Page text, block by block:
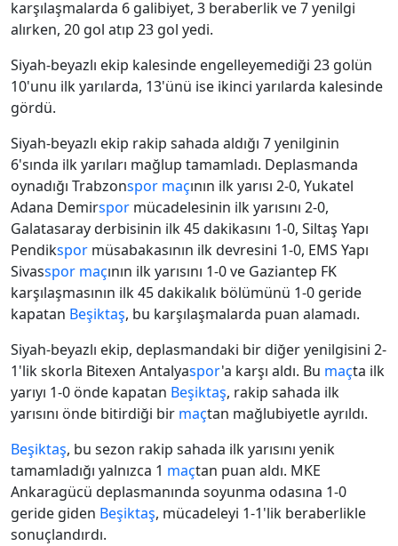
karşılaşmalarda 6 galibiyet, 3 beraberlik ve 7 yenilgi
alırken, 20 gol atıp 23 gol yedi.
Siyah-beyazlı ekip kalesinde engelleyemediği 23 golün
10'unu ilk yarılarda, 13'ünü ise ikinci yarılarda kalesinde
gördü.
Siyah-beyazlı ekip rakip sahada aldığı 7 yenilginin
6'sında ilk yarıları mağlup tamamladı. Deplasmanda
oynadığı Trabzonspor maçının ilk yarısı 2-0, Yukatel
Adana Demirspor mücadelesinin ilk yarısını 2-0,
Galatasaray derbisinin ilk 45 dakikasını 1-0, Siltaş Yapı
Pendikspor müsabakasının ilk devresini 1-0, EMS Yapı
Sivasspor maçının ilk yarısını 1-0 ve Gaziantep FK
karşılaşmasının ilk 45 dakikalık bölümünü 1-0 geride
kapatan Beşiktaş, bu karşılaşmalarda puan alamadı.
Siyah-beyazlı ekip, deplasmandaki bir diğer yenilgisini 2-
1'lik skorla Bitexen Antalyaspor'a karşı aldı. Bu maçta ilk
yarıyı 1-0 önde kapatan Beşiktaş, rakip sahada ilk
yarısını önde bitirdiği bir maçtan mağlubiyetle ayrıldı.
Beşiktaş, bu sezon rakip sahada ilk yarısını yenik
tamamladığı yalnızca 1 maçtan puan aldı. MKE
Ankaragücü deplasmanında soyunma odasına 1-0
geride giden Beşiktaş, mücadeleyi 1-1'lik beraberlikle
sonuçlandırdı.